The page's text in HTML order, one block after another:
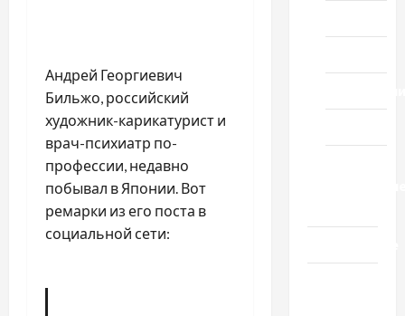
Андрей Георгиевич
Бильжо, российский
художник-карикатурист и
врач-психиатр по-
профессии, недавно
побывал в Японии. Вот
ремарки из его поста в
социальной сети: